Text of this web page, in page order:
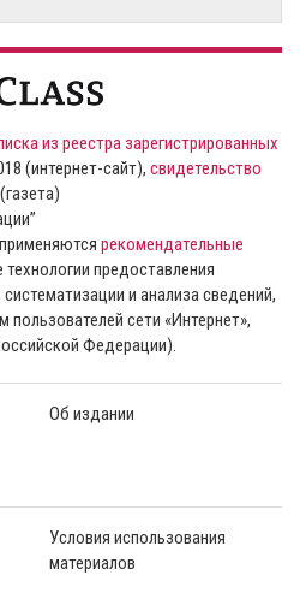
из реестра зарегистрированных
(интернет-сайт), свидетельство
рекомендательные
предоставления
и анализа сведений,
сети «Интернет»,
Федерации).
Об издании
Условия использования
материалов